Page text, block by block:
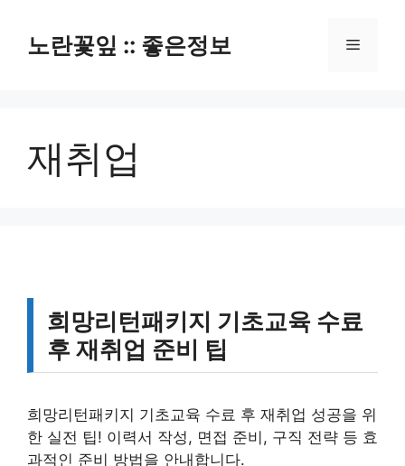
노란꽃잎 :: 좋은정보 메
재취업
희망리턴패키지 기초교육 수료
후 재취업 준비 팁
희망리턴패키지 기초교육 수료 후 재취업 성공을 위
한 실전 팁! 이력서 작성, 면접 준비, 구직 전략 등 효
과적인 준비 방법을 안내합니다.